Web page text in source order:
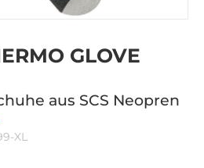
GLOVE
aus SCS Neopren
XL